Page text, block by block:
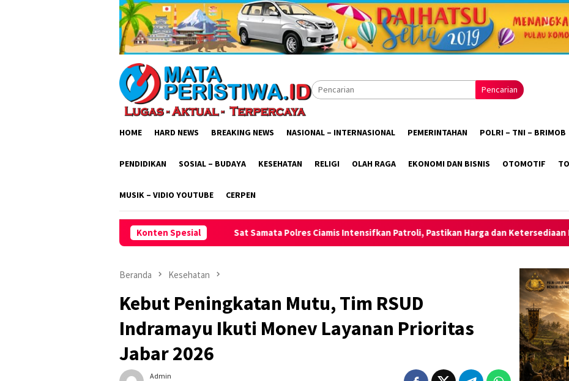
Pencarian
HOME HARD NEWS BREAKING NEWS NASIONAL – INTERNASIONAL PEMERINTAHAN POLRI – TNI – BRIMOB
PENDIDIKAN SOSIAL – BUDAYA KESEHATAN RELIGI OLAH RAGA EKONOMI DAN BISNIS OTOMOTIF
MUSIK – VIDIO YOUTUBE CERPEN
Konten Spesial
Sat Samata Polres Ciamis Intensifkan Patroli, Pastikan Harga dan Ketersediaan Bahan Pokok Tetap Aman
Beranda Kesehatan
Kebut Peningkatan Mutu, Tim RSUD
Indramayu Ikuti Monev Layanan Prioritas
Jabar 2026
Admin